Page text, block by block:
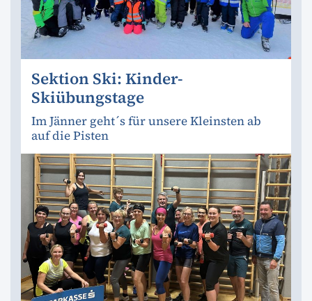
Sektion Ski: Kinder-
Skiübungstage
Im Jänner geht´s für unsere Kleinsten ab
auf die Pisten